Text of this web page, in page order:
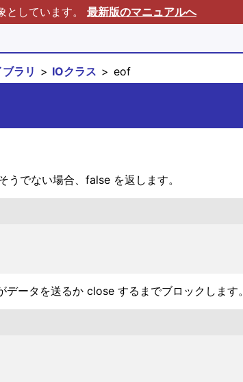
としています。 最新版のマニュアルへ
ラリ IOクラス eof
でない場合、false を返します。
ータを送るか close するまでブロックします。